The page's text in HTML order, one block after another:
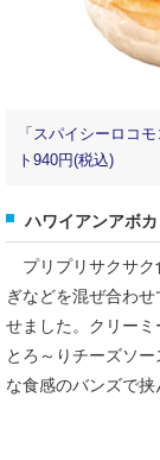
「スパイシーロコ
ト940円(税込)
ハワイアンアボ
プリプリサクサク
ぎなどを混ぜ合わ
せました。クリーミ
とろ～りチーズソ
な食感のバンズで挟